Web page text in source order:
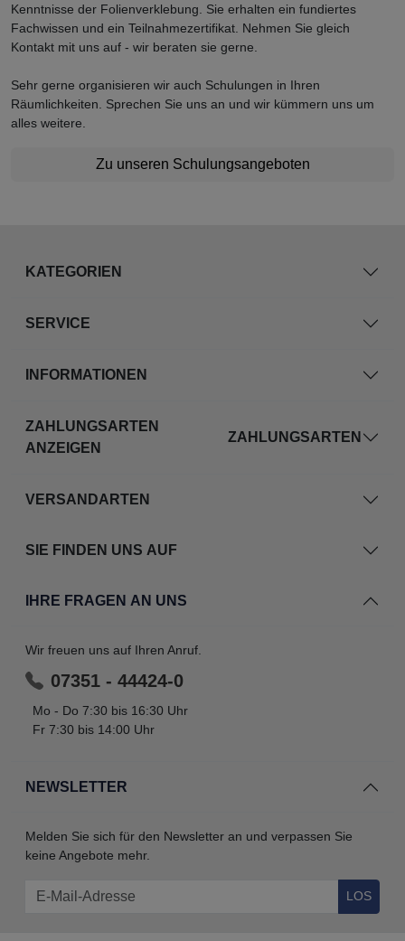
Kenntnisse der Folienverklebung. Sie erhalten ein fundiertes
Fachwissen und ein Teilnahmezertifikat. Nehmen Sie gleich
Kontakt mit uns auf - wir beraten sie gerne.
Sehr gerne organisieren wir auch Schulungen in Ihren
Räumlichkeiten. Sprechen Sie uns an und wir kümmern uns um
alles weitere.
Zu unseren Schulungsangeboten
KATEGORIEN
SERVICE
INFORMATIONEN
NEWSLETTER
Melden Sie sich für den Newsletter an und verpassen Sie
keine Angebote mehr.
LOS
ZAHLUNGSARTEN
ANZEIGEN
ZAHLUNGSARTEN
VERSANDARTEN
SIE FINDEN UNS AUF
IHRE FRAGEN AN UNS
Wir freuen uns auf Ihren Anruf.
07351 - 44424-0
Mo - Do 7:30 bis 16:30 Uhr
Fr 7:30 bis 14:00 Uhr